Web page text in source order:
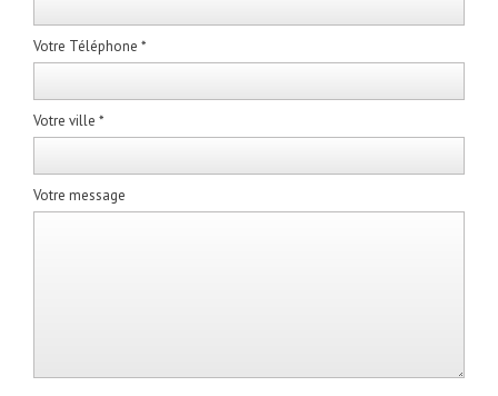
Votre Téléphone *
Votre ville *
Votre message